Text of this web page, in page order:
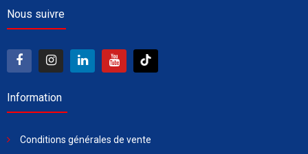
Nous suivre
Information
Conditions générales de vente